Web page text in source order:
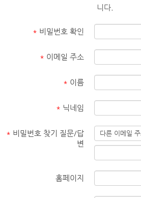
니다.
* 비밀번호 확인
* 이메일 주소
* 이름
* 닉네임
* 비밀번호 찾기 질문/답
변
홈페이지